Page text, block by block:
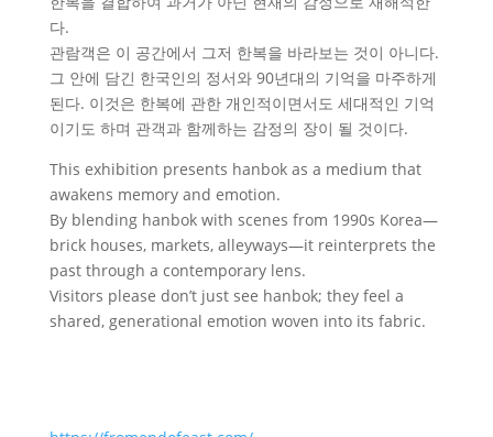
다.
관람객은 이 공간에서 그저 한복을 바라보는 것이 아니다.
그 안에 담긴 한국인의 정서와 90년대의 기억을 마주하게
된다. 이것은 한복에 관한 개인적이면서도 세대적인 기억
이기도 하며 관객과 함께하는 감정의 장이 될 것이다.
This exhibition presents hanbok as a medium that
awakens memory and emotion.
By blending hanbok with scenes from 1990s Korea—
brick houses, markets, alleyways—it reinterprets the
past through a contemporary lens.
Visitors please don’t just see hanbok; they feel a
shared, generational emotion woven into its fabric.